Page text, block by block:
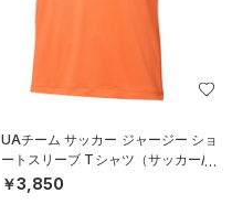
UAチーム サッカー ジャージー ショ
ートスリーブ Tシャツ（サッカー/M
EN）
￥3,850